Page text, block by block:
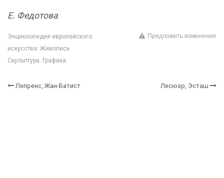
Е. Федотова
Энциклопедия европейского
искусства: Живопись.
Скульптура. Графика
Предложить изменения
Лепренс, Жан-Батист Лесюэр, Эсташ